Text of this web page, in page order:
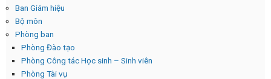
Ban Giám hiệu
Bộ môn
Phòng ban
Phòng Đào tạo
Phòng Công tác Học sinh – Sinh viên
Phòng Tài vụ